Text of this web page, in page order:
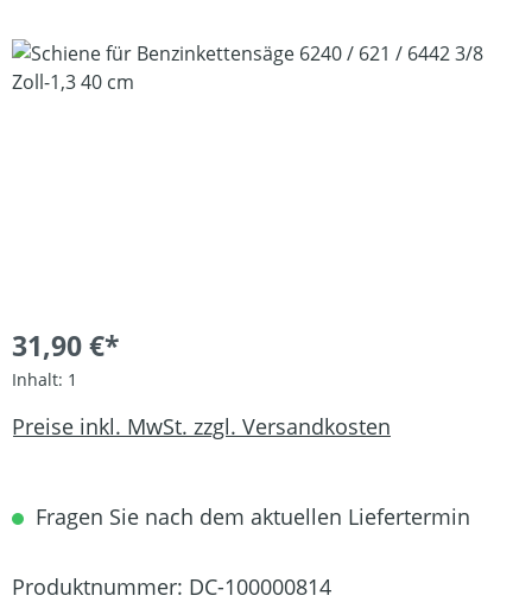
Bildergalerie überspringen
31,90 €*
Inhalt: 1
Preise inkl. MwSt. zzgl. Versandkosten
Fragen Sie nach dem aktuellen Liefertermin
Produktnummer: DC-100000814